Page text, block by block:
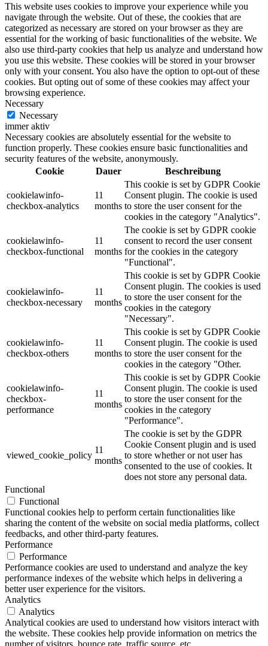
This website uses cookies to improve your experience while you
navigate through the website. Out of these, the cookies that are
categorized as necessary are stored on your browser as they are
essential for the working of basic functionalities of the website. We
also use third-party cookies that help us analyze and understand how
you use this website. These cookies will be stored in your browser
only with your consent. You also have the option to opt-out of these
cookies. But opting out of some of these cookies may affect your
browsing experience.
Necessary
Necessary
immer aktiv
Necessary cookies are absolutely essential for the website to
function properly. These cookies ensure basic functionalities and
security features of the website, anonymously.
Cookie
Dauer Beschreibung
cookielawinfo-
checkbox-analytics
11
months
This cookie is set by GDPR Cookie
Consent plugin. The cookie is used
to store the user consent for the
cookies in the category "Analytics".
cookielawinfo-
checkbox-functional
11
months
The cookie is set by GDPR cookie
consent to record the user consent
for the cookies in the category
"Functional".
cookielawinfo-
checkbox-necessary
11
months
This cookie is set by GDPR Cookie
Consent plugin. The cookies is used
to store the user consent for the
cookies in the category
"Necessary".
cookielawinfo-
checkbox-others
11
months
This cookie is set by GDPR Cookie
Consent plugin. The cookie is used
to store the user consent for the
cookies in the category "Other.
cookielawinfo-
checkbox-
performance
11
months
This cookie is set by GDPR Cookie
Consent plugin. The cookie is used
to store the user consent for the
cookies in the category
"Performance".
viewed_cookie_policy
11
months
The cookie is set by the GDPR
Cookie Consent plugin and is used
to store whether or not user has
consented to the use of cookies. It
does not store any personal data.
Functional
Functional
Functional cookies help to perform certain functionalities like
sharing the content of the website on social media platforms, collect
feedbacks, and other third-party features.
Performance
Performance
Performance cookies are used to understand and analyze the key
performance indexes of the website which helps in delivering a
better user experience for the visitors.
Analytics
Analytics
Analytical cookies are used to understand how visitors interact with
the website. These cookies help provide information on metrics the
number of visitors, bounce rate, traffic source, etc.